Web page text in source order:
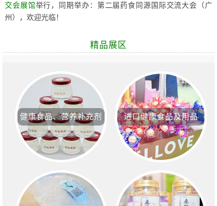
交会展馆举行，同期举办：第二届药食同源国际交流大会（广
州），欢迎光临！
精品展区
健康食品、营养补充剂 进口健康食品及用品